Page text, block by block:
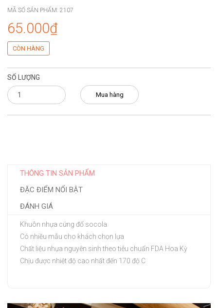
MÃ SỐ SẢN PHẨM: 2107
65.000₫
CÒN HÀNG
SỐ LƯỢNG
Mua hàng
THÔNG TIN SẢN PHẨM
ĐẶC ĐIỂM NỔI BẬT
ĐÁNH GIÁ
Khuôn nhựa cứng đổ socola
Có nhiều mẫu cho khách chọn lựa
Chất liệu nhựa nguyên sinh theo tiêu chuẩn FDA Hoa Kỳ
Chịu được nhiệt độ cao nhất đến 170 độ C